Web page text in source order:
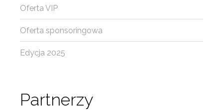
Partnerzy
Oferta VIP
Oferta sponsoringowa
Edycja 2025